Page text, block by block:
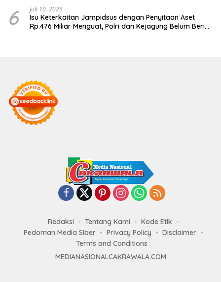
6 Juli 10, 2026
Isu Keterkaitan Jampidsus dengan Penyitaan Aset
Rp.476 Miliar Menguat, Polri dan Kejagung Belum Beri
Redaksi Tentang Kami
Kode Etik
Pedoman Media Siber
Privacy Policy
Disclaimer
Terms and Conditions
MEDIANASIONALCAKRAWALA.COM